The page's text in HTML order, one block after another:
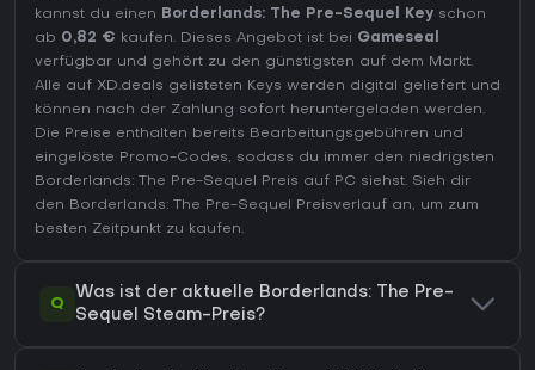
kannst du einen Borderlands: The Pre-Sequel Key schon
ab 0,82 € kaufen. Dieses Angebot ist bei Gameseal
verfügbar und gehört zu den günstigsten auf dem Markt.
Alle auf XD.deals gelisteten Keys werden digital geliefert und
können nach der Zahlung sofort heruntergeladen werden.
Die Preise enthalten bereits Bearbeitungsgebühren und
eingelöste Promo-Codes, sodass du immer den niedrigsten
Borderlands: The Pre-Sequel Preis auf PC siehst. Sieh dir
den Borderlands: The Pre-Sequel Preisverlauf an, um zum
besten Zeitpunkt zu kaufen.
Q
Was ist der aktuelle Borderlands: The Pre-
Sequel Steam-Preis?